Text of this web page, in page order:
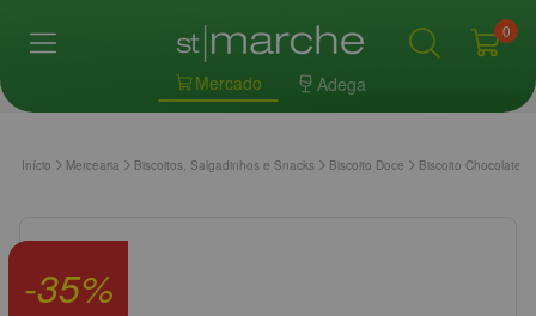
Mercado Adega
0
Início Mercearia Biscoitos, Salgadinhos e Snacks Biscoito Doce Biscoito Chocolate
-35%